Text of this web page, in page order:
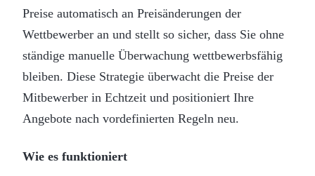
Preise automatisch an Preisänderungen der
Wettbewerber an und stellt so sicher, dass Sie ohne
ständige manuelle Überwachung wettbewerbsfähig
bleiben. Diese Strategie überwacht die Preise der
Mitbewerber in Echtzeit und positioniert Ihre
Angebote nach vordefinierten Regeln neu.
Wie es funktioniert